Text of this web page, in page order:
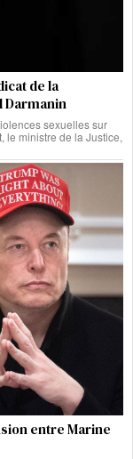
de la
Darmanin
sexuelles sur
le ministre de la Justice,
entre Marine